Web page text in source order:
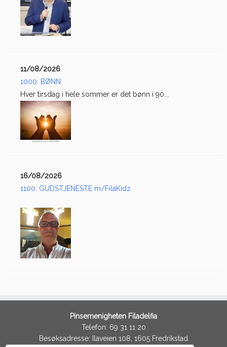
11/08/2026
1000: BØNN
Hver tirsdag i hele sommer er det bønn i 90...
16/08/2026
1100: GUDSTJENESTE m/FilaKidz
Pinsemenigheten Filadelfia
Telefon: 69 31 11 20
Besøksadresse: Ilaveien 108, 1605 Fredrikstad